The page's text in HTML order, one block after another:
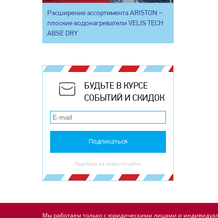
Расширение ассортимента ARISTON –
плоские водонагреватели VELIS TECH
ABSE DRY
БУДЬТЕ В КУРСЕ
СОБЫТИЙ И СКИДОК
Подписаться
Подписка на новости сайта.
Мы работаем только с юридическими лицами и